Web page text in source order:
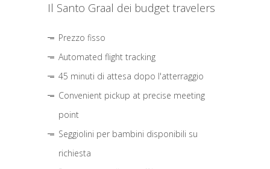
Il Santo Graal dei budget travelers
Prezzo fisso
Automated flight tracking
45 minuti di attesa dopo l'atterraggio
Convenient pickup at precise meeting
point
Seggiolini per bambini disponibili su
richiesta